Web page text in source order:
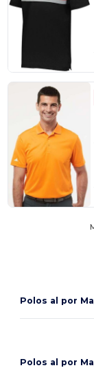
Polos al por
Polos al por